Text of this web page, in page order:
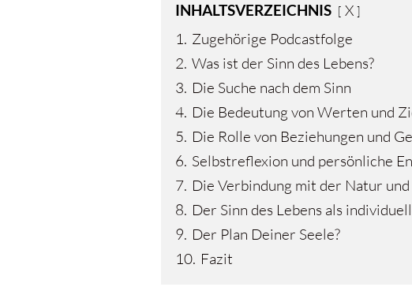
INHALTSVERZEICHNIS
X
1. Zugehörige Podcastfolge
2. Was ist der Sinn des Lebens?
3. Die Suche nach dem Sinn
4. Die Bedeutung von Werten und
5. Die Rolle von Beziehungen und
6. Selbstreflexion und persönliche
7. Die Verbindung mit der Natur
8. Der Sinn des Lebens als
9. Der Plan Deiner Seele?
10. Fazit